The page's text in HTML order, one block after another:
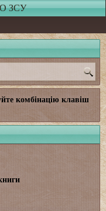
ЗСУ
комбінацію клавіш